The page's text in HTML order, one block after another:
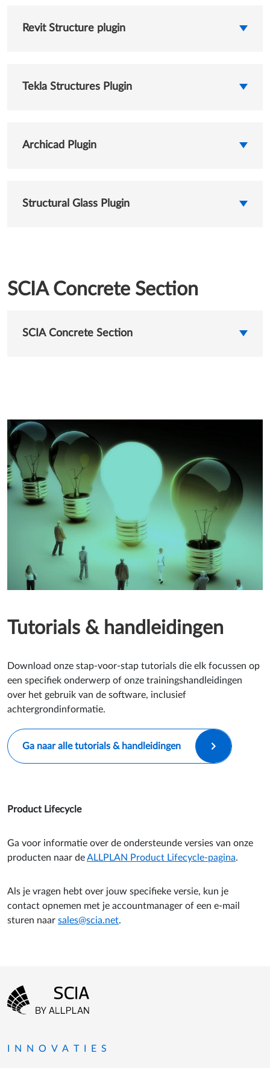
Revit Structure plugin
Tekla Structures Plugin
Archicad Plugin
Structural Glass Plugin
SCIA Concrete Section
SCIA Concrete Section
Tutorials & handleidingen
Download onze stap-voor-stap tutorials die elk focussen op
een specifiek onderwerp of onze trainingshandleidingen
over het gebruik van de software, inclusief
achtergrondinformatie.
Ga naar alle tutorials & handleidingen
Product Lifecycle
Ga voor informatie over de ondersteunde versies van onze
producten naar deALLPLAN Product Lifecycle-pagina.
Als je vragen hebt over jouw specifieke versie, kun je
contact opnemen met je accountmanager of een e-mail
sturen naar sales@scia.net.
Footer-menu
INNOVATIES